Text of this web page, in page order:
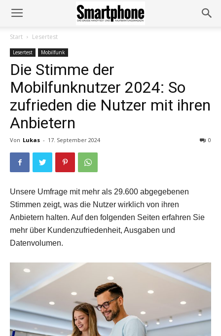
Start Lesertest
Lesertest Mobilfunk
Die Stimme der
Mobilfunknutzer 2024: So
zufrieden die Nutzer mit ihren
Anbietern
Von Lukas - 17. September 2024 0
Unsere Umfrage mit mehr als 29.600 abgegebenen
Stimmen zeigt, was die Nutzer wirklich von ihren
Anbietern halten. Auf den folgenden Seiten erfahren Sie
mehr über Kundenzufriedenheit, Ausgaben und
Datenvolumen.